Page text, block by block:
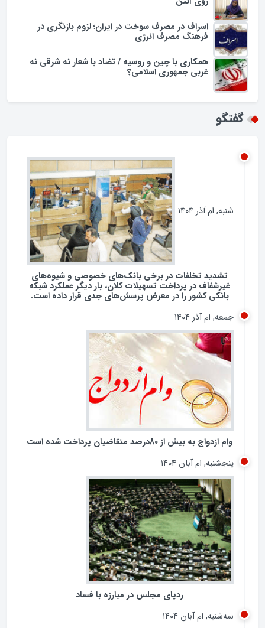
یادداشت
مجریان تراز زبان فارسی در همایش؛ سقوط فرهنگی
اسراف در مصرف سوخت در ایران؛ لزوم بازنگری در
تشدید تخلفات در برخی بانک‌های خصوصی و شیوه‌های
غیرشفاف در پرداخت تسهیلات کلان، بار دیگر عملکرد شبکه
بانکی کشور را در معرض پرسش‌های جدی قرار داده است.
جمعه, ام آذر ۱۴۰۴
وام ازدواج به بیش از 80درصد متقاضیان پرداخت شده است
پنجشنبه, ام آبان ۱۴۰۴